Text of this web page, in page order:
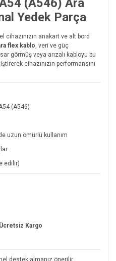
(A546) Ara
Yedek Parça
cihazınızın anakart ve alt bord
flex kablo, veri ve güç
görmüş veya arızalı kabloyu bu
cihazınızın performansını
(A546)
uzun ömürlü kullanım
edilir)
Kargo
destek almanız önerilir.